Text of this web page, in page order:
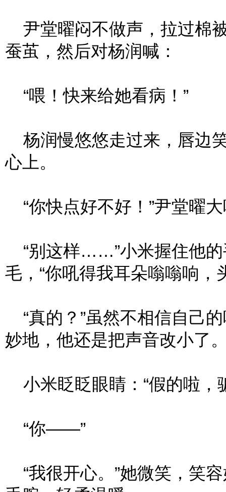
尹堂曜闷不做声，拉过棉
蚕茧，然后对杨润喊：
“喂！快来给她看病！”
杨润慢悠悠走过来，唇边
心上。
“你快点好不好！”尹堂曜
“别这样……”小米握住他的
毛，“你吼得我耳朵嗡嗡响
“真的？”虽然不相信自己
妙地，他还是把声音改小了
小米眨眨眼睛：“假的啦，
“你——”
“我很开心。”她微笑，笑